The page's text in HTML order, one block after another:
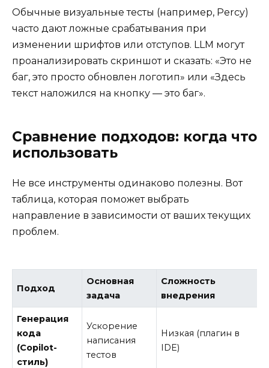
Обычные визуальные тесты (например, Percy)
часто дают ложные срабатывания при
изменении шрифтов или отступов. LLM могут
проанализировать скриншот и сказать: «Это не
баг, это просто обновлен логотип» или «Здесь
текст наложился на кнопку — это баг».
Сравнение подходов: когда что
использовать
Не все инструменты одинаково полезны. Вот
таблица, которая поможет выбрать
направление в зависимости от ваших текущих
проблем.
Подход
Основная
задача
Сложность
внедрения
Генерация
кода
(Copilot-
стиль)
Ускорение
написания
тестов
Низкая (плагин в
IDE)